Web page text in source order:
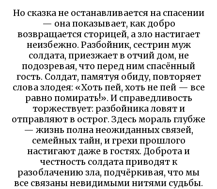
Но сказка не останавливается на спасении
— она показывает, как добро
возвращается сторицей, а зло настигает
неизбежно. Разбойник, сестрин муж
солдата, приезжает в отчий дом, не
подозревая, что перед ним спасённый
гость. Солдат, памятуя обиду, повторяет
слова злодея: «Хоть пей, хоть не пей — все
равно помирать!». И справедливость
торжествует: разбойника ловят и
отправляют в острог. Здесь мораль глубже
— жизнь полна неожиданных связей,
семейных тайн, и грехи прошлого
настигают даже в гостях. Доброта и
честность солдата приводят к
разоблачению зла, подчёркивая, что мы
все связаны невидимыми нитями судьбы.